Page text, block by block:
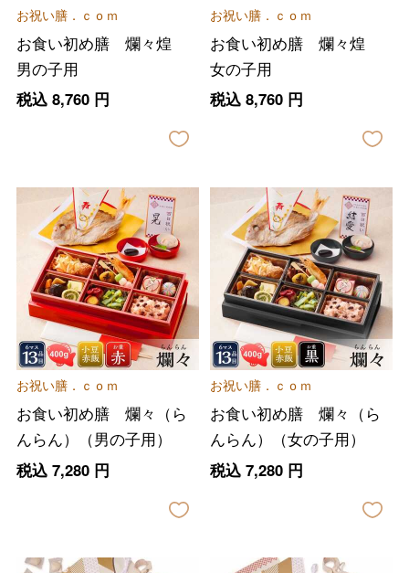
お祝い膳．ｃｏｍ
お食い初め膳 爛々煌
男の子用
税込 8,760円
お祝い膳．ｃｏｍ
お食い初め膳 爛々煌
女の子用
税込 8,760円
お祝い膳．ｃｏｍ
お食い初め膳 爛々（ら
んらん）（男の子用）
税込 7,280円
お祝い膳．ｃｏｍ
お食い初め膳 爛々（ら
んらん）（女の子用）
税込 7,280円